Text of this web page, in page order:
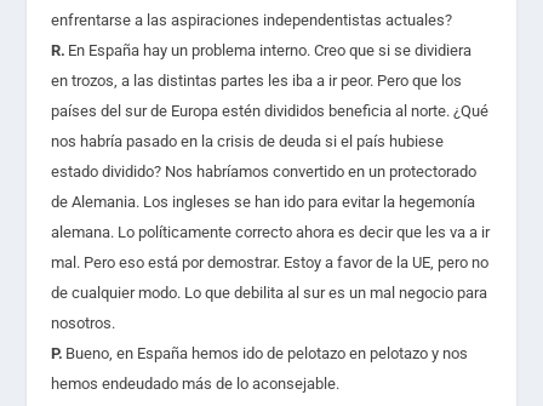
enfrentarse a las aspiraciones independentistas actuales?
R. En España hay un problema interno. Creo que si se dividiera
en trozos, a las distintas partes les iba a ir peor. Pero que los
países del sur de Europa estén divididos beneficia al norte. ¿Qué
nos habría pasado en la crisis de deuda si el país hubiese
estado dividido? Nos habríamos convertido en un protectorado
de Alemania. Los ingleses se han ido para evitar la hegemonía
alemana. Lo políticamente correcto ahora es decir que les va a ir
mal. Pero eso está por demostrar. Estoy a favor de la UE, pero no
de cualquier modo. Lo que debilita al sur es un mal negocio para
nosotros.
P. Bueno, en España hemos ido de pelotazo en pelotazo y nos
hemos endeudado más de lo aconsejable.